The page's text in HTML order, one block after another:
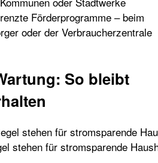
Förderprogramme – beim
oder der Verbraucherzentrale
So bleibt
stehen für stromsparende